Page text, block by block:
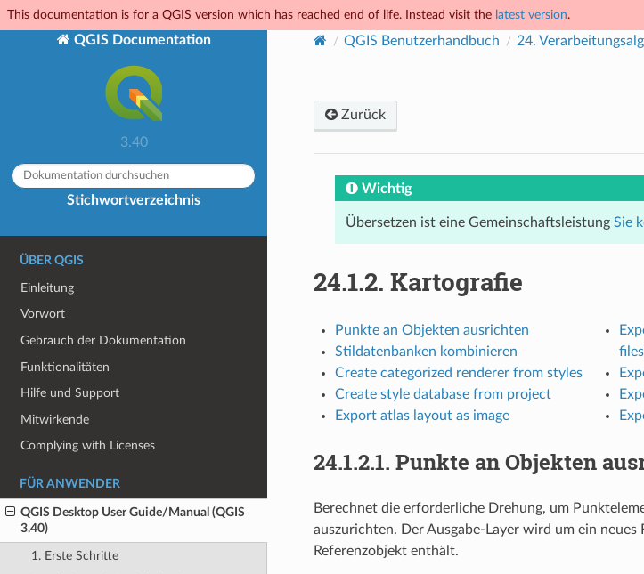
This documentation is for a QGIS version which has reached end of life. Instead visit the latest version.
QGIS Documentation
3.40
Stichwortverzeichnis
ÜBER QGIS
Einleitung
Vorwort
Gebrauch der Dokumentation
Funktionalitäten
Hilfe und Support
Mitwirkende
Complying with Licenses
FÜR ANWENDER
QGIS Desktop User Guide/Manual (QGIS
3.40)
1. Erste Schritte
QGIS Benutzerhandbuch 24.
Zurück
Wichtig
Übersetzen ist eine Gemeinschaftsleistung Sie
24.1.2. Kartografie
Punkte an Objekten ausrichten
Stildatenbanken kombinieren
Create categorized renderer from styles
Create style database from project
Export atlas layout as image
24.1.2.1. Punkte an Objekten
Berechnet die erforderliche Drehung, um
auszurichten. Der Ausgabe-Layer wird um ein
Referenzobjekt enthält.